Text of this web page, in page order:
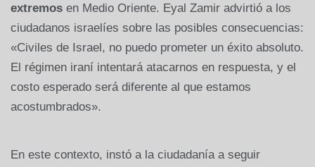
extremos en Medio Oriente. Eyal Zamir advirtió a los
ciudadanos israelíes sobre las posibles consecuencias:
«Civiles de Israel, no puedo prometer un éxito absoluto.
El régimen iraní intentará atacarnos en respuesta, y el
costo esperado será diferente al que estamos
acostumbrados».
En este contexto, instó a la ciudadanía a seguir